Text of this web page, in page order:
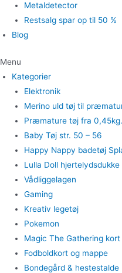
Metaldetector
Restsalg spar op til 50 %
Blog
Menu
Kategorier
Elektronik
Merino uld tøj til
Præmature tøj fra
Baby Tøj str. 50 – 56
Happy Nappy badetøj
Lulla Doll hjertelydsdukke
Vådliggelagen
Gaming
Kreativ legetøj
Pokemon
Magic The Gathering
Fodboldkort og mappe
Bondegård & hestestalde